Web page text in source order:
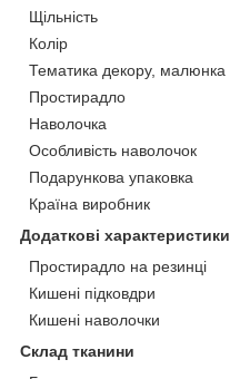
Щільність
Колір
Тематика декору, малюнка
Простирадло
Наволочка
Особливість наволочок
Подарункова упаковка
Країна виробник
Додаткові характеристики
Простирадло на резинці
Кишені підковдри
Кишені наволочки
Склад тканини